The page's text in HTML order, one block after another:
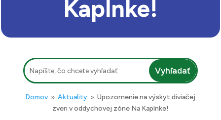
Kaplnke!
Hľadať:
Domov 9 Aktuality 9 Upozornenie na výskyt diviačej
zveri v oddychovej zóne Na Kaplnke!